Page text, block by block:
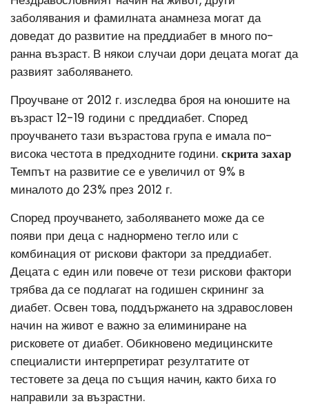
заболявания и фамилната анамнеза могат да
доведат до развитие на преддиабет в много по-
ранна възраст. В някои случаи дори децата могат да
развият заболяването.
Проучване от 2012 г. изследва броя на юношите на
възраст 12-19 години с преддиабет. Според
проучването тази възрастова група е имала по-
висока честота в предходните години. скрита захар
Темпът на развитие се е увеличил от 9% в
миналото до 23% през 2012 г.
Според проучването, заболяването може да се
появи при деца с наднормено тегло или с
комбинация от рискови фактори за преддиабет.
Децата с един или повече от тези рискови фактори
трябва да се подлагат на годишен скрининг за
диабет. Освен това, поддържането на здравословен
начин на живот е важно за елиминиране на
рисковете от диабет. Обикновено медицинските
специалисти интерпретират резултатите от
тестовете за деца по същия начин, както биха го
направили за възрастни.